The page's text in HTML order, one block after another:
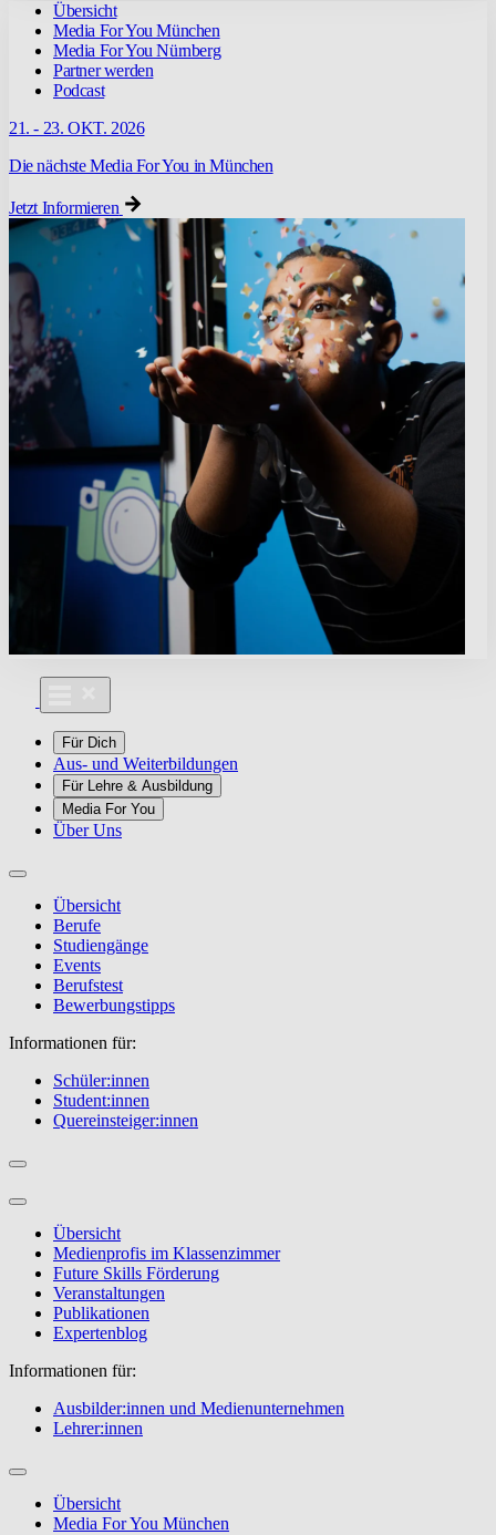
Übersicht
Media For You München
Media For You Nürnberg
Partner werden
Podcast
21. - 23. OKT. 2026
Die nächste Media For You in München
Jetzt Informieren
Für Dich
Aus- und Weiterbildungen
Für Lehre & Ausbildung
Media For You
Über Uns
Übersicht
Berufe
Studiengänge
Events
Berufstest
Bewerbungstipps
Informationen für:
Schüler:innen
Student:innen
Quereinsteiger:innen
Übersicht
Medienprofis im Klassenzimmer
Future Skills Förderung
Veranstaltungen
Publikationen
Expertenblog
Informationen für:
Ausbilder:innen und Medienunternehmen
Lehrer:innen
Übersicht
Media For You München